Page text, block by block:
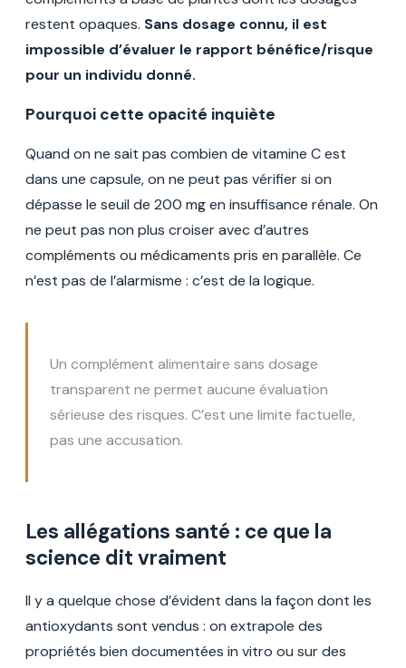
restent opaques. Sans dosage connu, il est
impossible d’évaluer le rapport bénéfice/risque
pour un individu donné.
Pourquoi cette opacité inquiète
Quand on ne sait pas combien de vitamine C est
dans une capsule, on ne peut pas vérifier si on
dépasse le seuil de 200 mg en insuffisance rénale. On
ne peut pas non plus croiser avec d’autres
compléments ou médicaments pris en parallèle. Ce
n’est pas de l’alarmisme : c’est de la logique.
Un complément alimentaire sans dosage
transparent ne permet aucune évaluation
sérieuse des risques. C’est une limite factuelle,
pas une accusation.
Les allégations santé : ce que la
science dit vraiment
Il y a quelque chose d’évident dans la façon dont les
antioxydants sont vendus : on extrapole des
propriétés bien documentées in vitro ou sur des